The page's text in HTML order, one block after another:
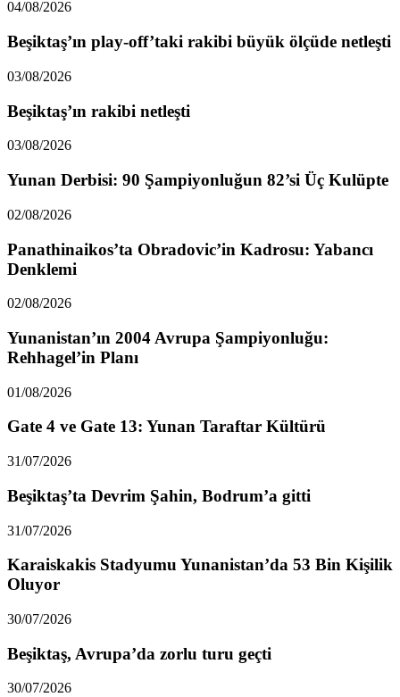
04/08/2026
Beşiktaş’ın play-off’taki rakibi büyük ölçüde netleşti
03/08/2026
Beşiktaş’ın rakibi netleşti
03/08/2026
Yunan Derbisi: 90 Şampiyonluğun 82’si Üç Kulüpte
02/08/2026
Panathinaikos’ta Obradovic’in Kadrosu: Yabancı
Denklemi
02/08/2026
Yunanistan’ın 2004 Avrupa Şampiyonluğu:
Rehhagel’in Planı
01/08/2026
Gate 4 ve Gate 13: Yunan Taraftar Kültürü
31/07/2026
Beşiktaş’ta Devrim Şahin, Bodrum’a gitti
31/07/2026
Karaiskakis Stadyumu Yunanistan’da 53 Bin Kişilik
Oluyor
30/07/2026
Beşiktaş, Avrupa’da zorlu turu geçti
30/07/2026